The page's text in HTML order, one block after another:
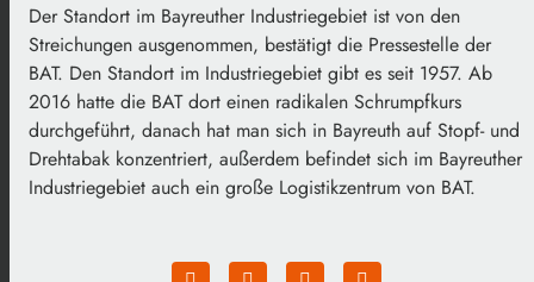
Der Standort im Bayreuther Industriegebiet ist von den
Streichungen ausgenommen, bestätigt die Pressestelle der
BAT. Den Standort im Industriegebiet gibt es seit 1957. Ab
2016 hatte die BAT dort einen radikalen Schrumpfkurs
durchgeführt, danach hat man sich in Bayreuth auf Stopf- und
Drehtabak konzentriert, außerdem befindet sich im Bayreuther
Industriegebiet auch ein große Logistikzentrum von BAT.